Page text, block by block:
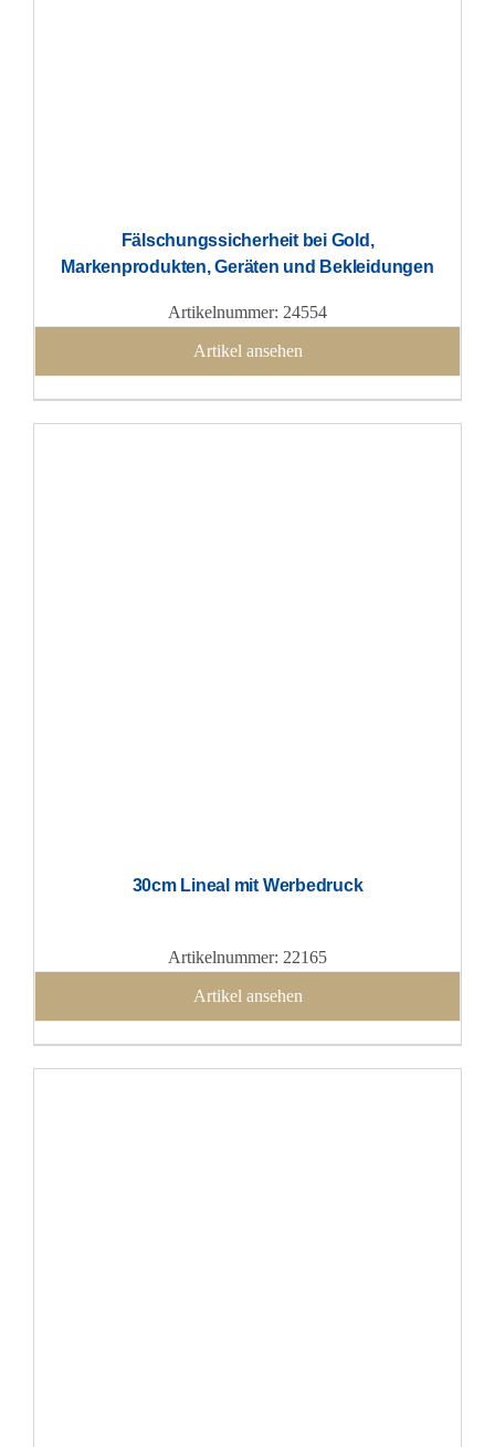
Fälschungssicherheit bei Gold,
Markenprodukten, Geräten und Bekleidungen
Artikelnummer: 24554
Artikel ansehen
30cm Lineal mit Werbedruck
Artikelnummer: 22165
Artikel ansehen